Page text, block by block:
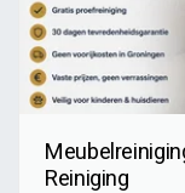
Reiniging